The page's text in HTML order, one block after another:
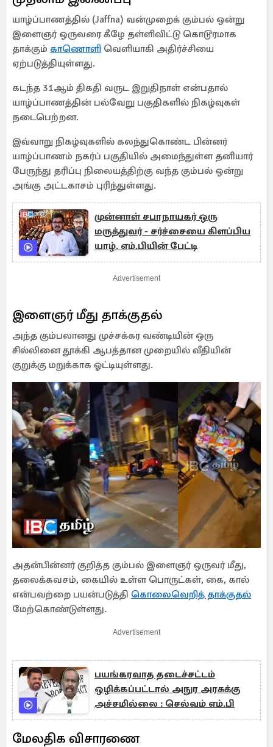
யாழ்ப்பாணத்தில் (Jaffna) வன்முறைக் கும்பல் ஒன்று
இளைஞர் ஒருவரை கீழே தள்ளிவிட்டு கொடூரமாக
தாக்கும் காணொளி வெளியாகி அதிர்ச்சியை
ஏற்படுத்தியுள்ளது.
கடந்த 31ஆம் திகதி வருட இறுதிநாள் என்பதால்
யாழ்ப்பாணத்தின் பல்வேறு பகுதிகளில் நிகழ்வுகள்
நடைபெற்றன.
இவ்வாறு நிகழ்வுகளில் கலந்துகொண்ட பின்னர்
யாழ்ப்பாணம் நகர்ப் பகுதியில் அமைந்துள்ள தனியார்
பேருந்து தரிப்பு நிலையத்திற்கு வந்த கும்பல் ஒன்று
அங்கு அட்டகாசம் புரிந்துள்ளது.
முன்னாள் சபாநாயகர் ஒரு
மருத்துவர் - சர்ச்சையை கிளப்பிய
யாழ். எம்.பியின் பேட்டி
Advertisement
இளைஞர் மீது தாக்குதல்
அந்த கும்பலானது முச்சக்கர வண்டியின் ஒரு
சில்லினை தூக்கி ஆபத்தான முறையில் வீதியின்
குறுக்கு மறுக்காக ஓட்டியுள்ளது.
அதன்பின்னர் குறித்த கும்பல் இளைஞர் ஒருவர் மீது,
தலைக்கவசம், கையில் உள்ள பொருட்கள், கை, கால்
என்பவற்றை பயன்படுத்தி கொலைவெறித் தாக்குதல்
மேற்கொண்டுள்ளது.
Advertisement
பயங்கரவாத தடைச்சட்டம்
ஒழிக்கப்பட்டால் அநுர அரசுக்கு
அச்சமில்லை : செல்வம் எம்.பி
மேலதிக விசாரணை